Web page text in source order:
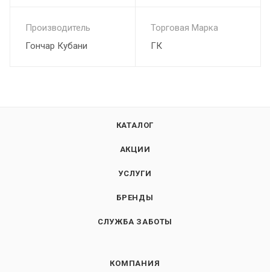
Производитель
Гончар Кубани
Торговая Марка
ГК
КАТАЛОГ
АКЦИИ
УСЛУГИ
БРЕНДЫ
СЛУЖБА ЗАБОТЫ
КОМПАНИЯ